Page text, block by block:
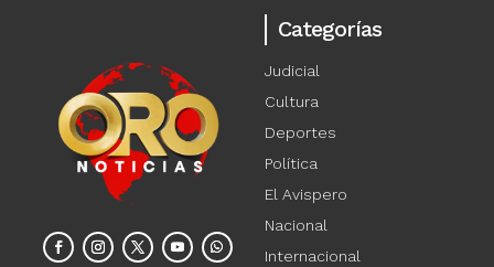
Categorías
Judicial
Cultura
Deportes
Política
El Avispero
Nacional
Internacional